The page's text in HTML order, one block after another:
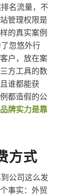
名流量，不
管理权限是
的真实案例
忽悠外行
户，放在案
方工具的数
谁都能获
都造假的公
牌实力是靠
方式
公司这么发
事实：外贸